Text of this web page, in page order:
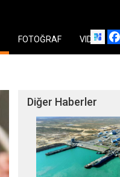
FOTOĞRAF VIDEO
Diğer Haberler